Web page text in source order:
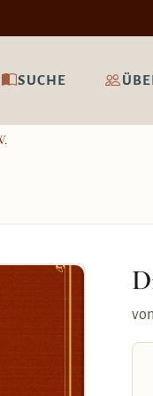
SUCHE
von